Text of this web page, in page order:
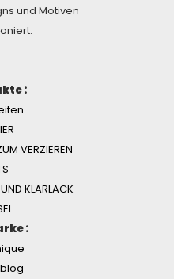
und Motiven
:
VERZIEREN
KLARLACK
: